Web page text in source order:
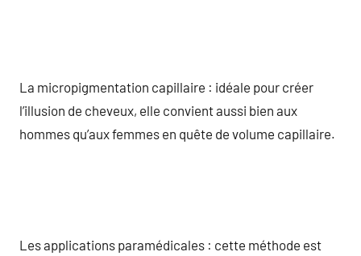
La micropigmentation capillaire : idéale pour créer
l’illusion de cheveux, elle convient aussi bien aux
hommes qu’aux femmes en quête de volume capillaire.
Les applications paramédicales : cette méthode est